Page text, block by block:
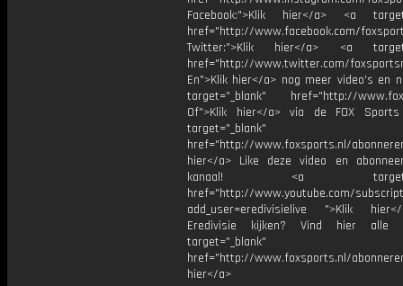
Facebook:">Klik hier</a> <a
href="http://www.facebook.com/
Twitter:">Klik hier</a> <a
href="http://www.twitter.com/
En">Klik hier</a> nog meer video’s en
target="_blank" href="http://
Of">Klik hier</a> via de FOX
target="_blank"
href="http://www.foxsports.nl/
hier</a> Like deze video en
kanaal! <a
href="http://www.youtube.com/
add_user=eredivisielive ">Klik
Eredivisie kijken? Vind hier alle
target="_blank"
href="http://www.foxsports.nl/
hier</a>